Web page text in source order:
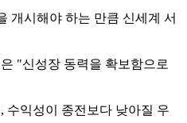
개시해야 하는 만큼 신세계 서
"신성장 동력을 확보함으로
수익성이 종전보다 낮아질 우